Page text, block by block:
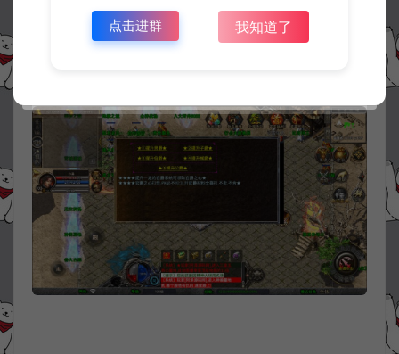
点击进群 我知道了